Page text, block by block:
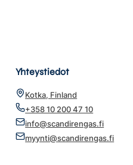
Yhteystiedot
Kotka, Finland
+358 10 200 47 10
info@scandirengas.fi
myynti@scandirengas.fi